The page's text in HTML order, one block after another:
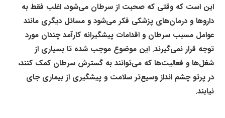
این است که وقتی که صحبت از سرطان می‌شود، اغلب فقط به
داروها و درمان‌های پزشکی فکر می‌شود و مسائل دیگری مانند
عوامل مسبب سرطان و اقدامات پیشگیرانه کارآمد چندان مورد
توجه قرار نمی‌گیرند. این موضوع موجب شده تا بسیاری از
شغل‌ها و فعالیت‌ها که می‌توانند به گسترش سرطان کمک کنند،
در پرتو چشم انداز وسیع‌تر سلامت و پیشگیری از بیماری جای
نیابند.